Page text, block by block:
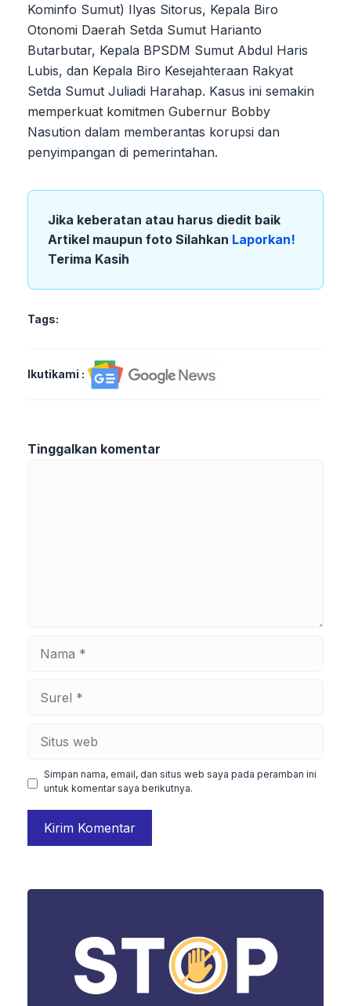
Kominfo Sumut) Ilyas Sitorus, Kepala Biro
Otonomi Daerah Setda Sumut Harianto
Butarbutar, Kepala BPSDM Sumut Abdul Haris
Lubis, dan Kepala Biro Kesejahteraan Rakyat
Setda Sumut Juliadi Harahap. Kasus ini semakin
memperkuat komitmen Gubernur Bobby
Nasution dalam memberantas korupsi dan
penyimpangan di pemerintahan.
Jika keberatan atau harus diedit baik
Artikel maupun foto Silahkan Laporkan!
Terima Kasih
Tags:
Ikutikami :
Tinggalkan komentar
Simpan nama, email, dan situs web saya pada peramban ini
untuk komentar saya berikutnya.